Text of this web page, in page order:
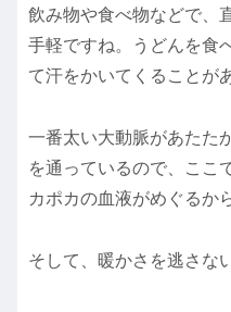
飲み物や食べ物などで、
手軽ですね。うどんを食
て汗をかいてくることが
一番太い大動脈があたた
を通っているので、ここ
カポカの血液がめぐるか
そして、暖かさを逃さな